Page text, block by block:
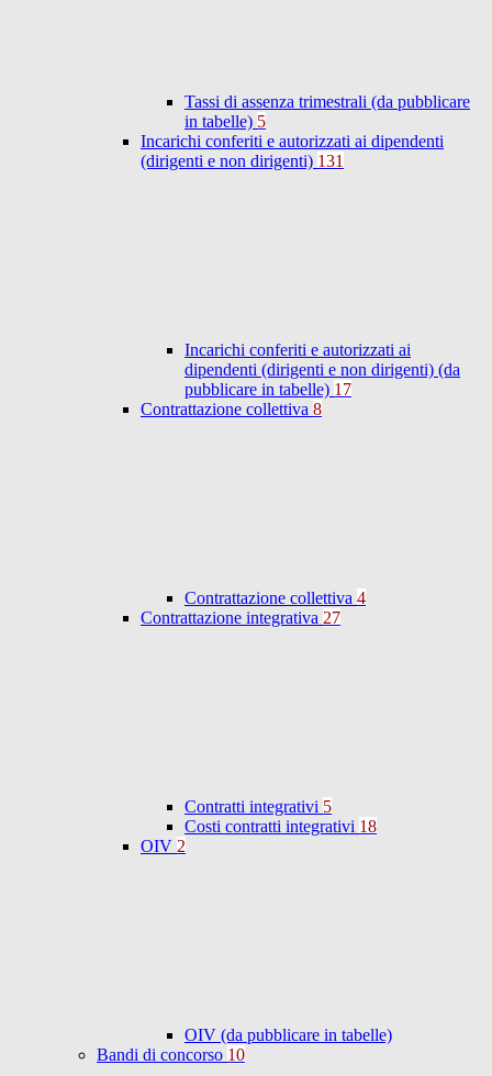
Tassi di assenza trimestrali (da pubblicare
in tabelle) 5
Incarichi conferiti e autorizzati ai dipendenti
(dirigenti e non dirigenti) 131
Incarichi conferiti e autorizzati ai
dipendenti (dirigenti e non dirigenti) (da
pubblicare in tabelle) 17
Contrattazione collettiva 8
Contrattazione collettiva 4
Contrattazione integrativa 27
Contratti integrativi 5
Costi contratti integrativi 18
OIV 2
OIV (da pubblicare in tabelle)
Bandi di concorso 10